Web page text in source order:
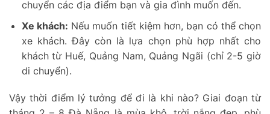
chuyển các địa điểm bạn và gia đình muốn đến.
Xe khách: Nếu muốn tiết kiệm hơn, bạn có thể chọn
xe khách. Đây còn là lựa chọn phù hợp nhất cho
khách từ Huế, Quảng Nam, Quảng Ngãi (chỉ 2-5 giờ
di chuyển).
Vậy thời điểm lý tưởng để đi là khi nào? Giai đoạn từ